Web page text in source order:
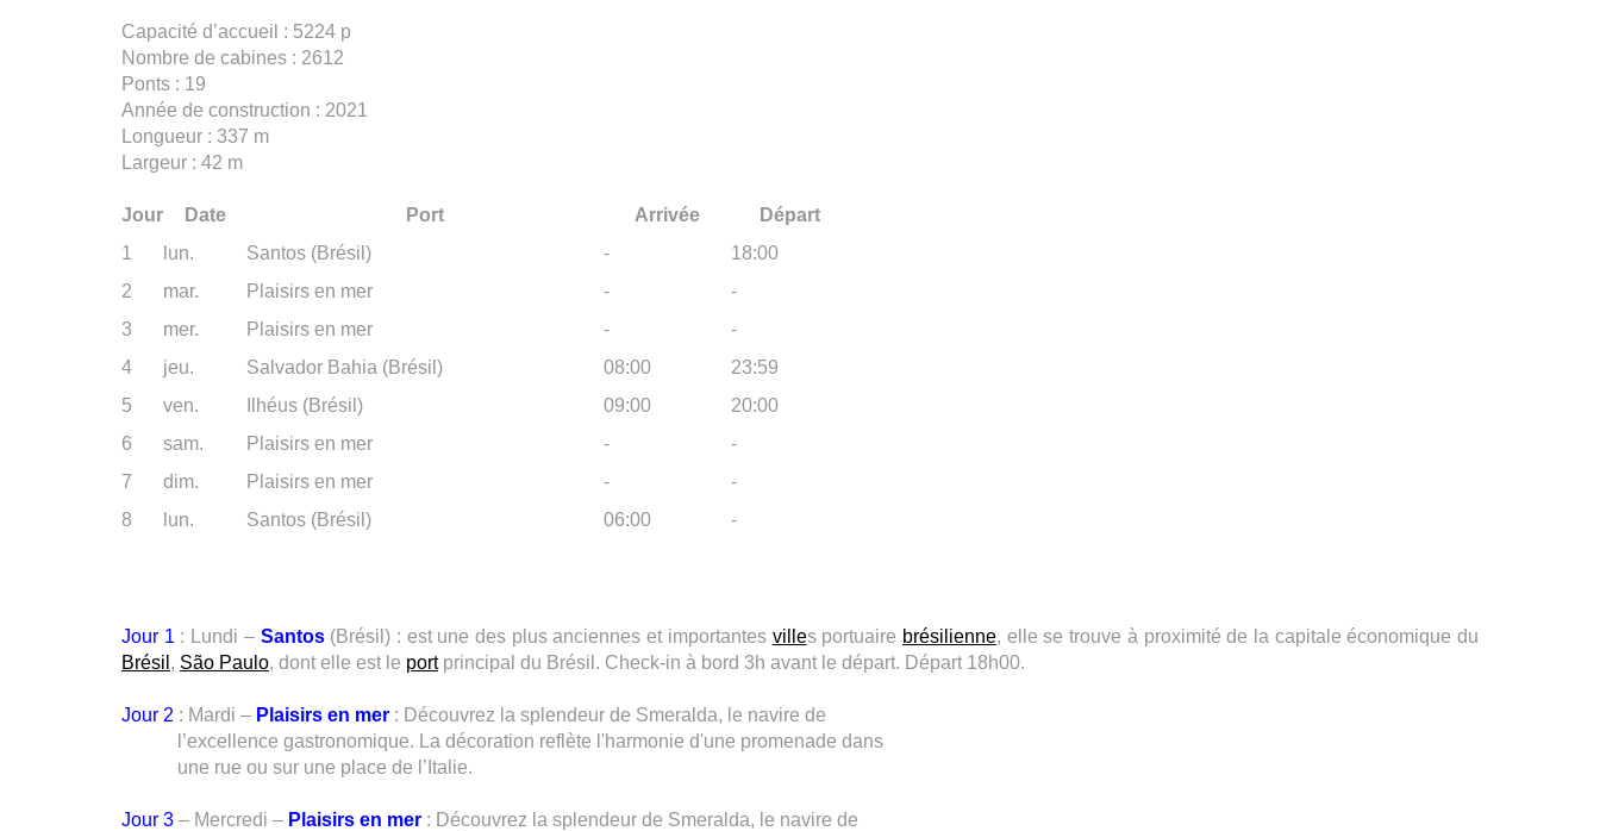
Capacité d’accueil : 5224 p
Nombre de cabines : 2612
Ponts : 19
Année de construction : 2021
Longueur : 337 m
Largeur : 42 m
Jour Date Port Arrivée
Départ
1
lun. Santos (Brésil) -
18:00
2
mar. Plaisirs en mer -
-
3
mer. Plaisirs en mer -
-
4
jeu. Salvador Bahia (Brésil) 08:00
23:59
5
ven. Ilhéus (Brésil) 09:00
20:00
6
sam. Plaisirs en mer -
-
7
dim. Plaisirs en mer -
-
8
lun. Santos (Brésil) 06:00 -
Jour 1 : Lundi – Santos(Brésil) : est une des plus anciennes et importantes villes portuaire brésilienne, elle se trouve à proximité de la capitale économique du
Brésil , São Paulo, dont elle est le portprincipal du Brésil. Check-in à bord 3h avant le départ. Départ 18h00.
Jour 2 : Mardi – Plaisirs en mer : Découvrez la splendeur de Smeralda, le navire de
l’excellence gastronomique. La décoration reflète l'harmonie d'une promenade dans
une rue ou sur une place de l’Italie.
Jour 3 – Mercredi – Plaisirs en mer : Découvrez la splendeur de Smeralda, le navire de